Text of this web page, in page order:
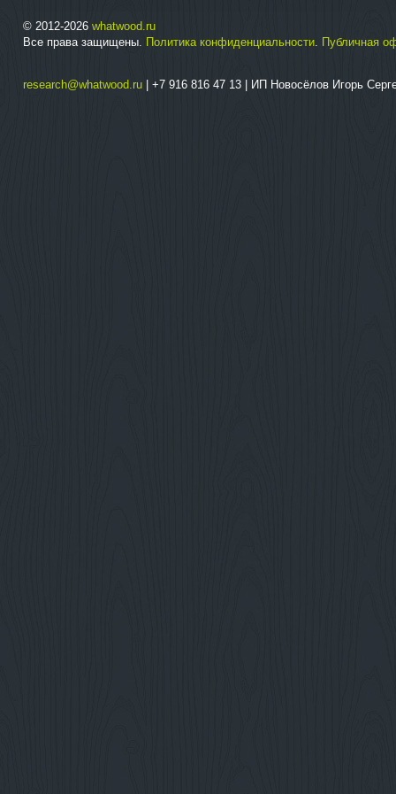
© 2012-2026 whatwood.ru
Все права защищены. Политика конфиденциальности. Публичная
research@whatwood.ru | +7 916 816 47 13 | ИП Новосёлов Игорь